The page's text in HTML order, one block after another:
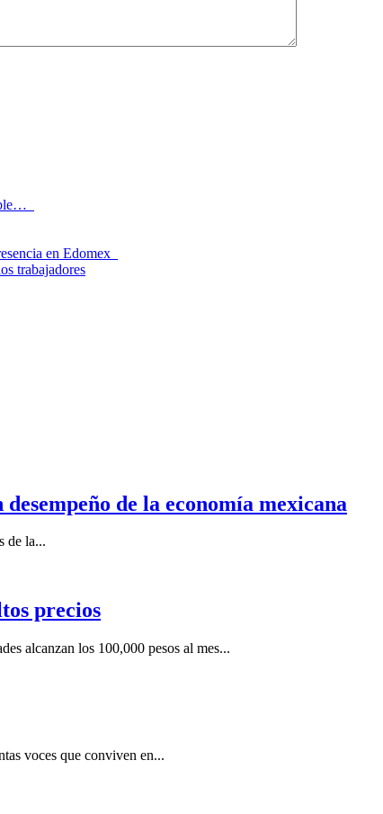
en Edomex
trabajadores
de la economía mexicana
de la...
precios
alcanzan los 100,000 pesos al mes...
voces que conviven en...